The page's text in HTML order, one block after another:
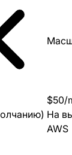
$50/
На
AWS